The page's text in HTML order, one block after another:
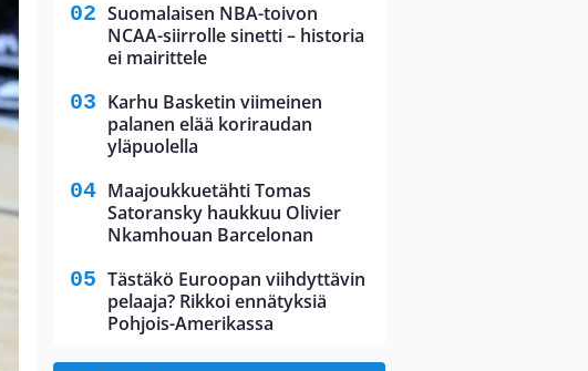
Suomalaisen NBA-toivon
NCAA-siirrolle sinetti – historia
ei mairittele
Karhu Basketin viimeinen
palanen elää koriraudan
yläpuolella
Maajoukkuetähti Tomas
Satoransky haukkuu Olivier
Nkamhouan Barcelonan
Tästäkö Euroopan viihdyttävin
pelaaja? Rikkoi ennätyksiä
Pohjois-Amerikassa